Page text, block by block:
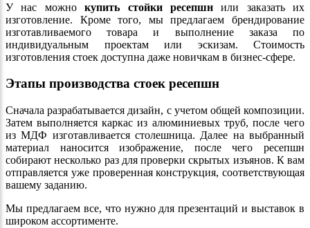
У нас можнокупить стойки ресепшнили заказать их
изготовление. Кроме того, мы предлагаем брендирование
изготавливаемого товара и выполнение заказа по
индивидуальным проектам или эскизам. Стоимость
изготовления стоек доступна даже новичкам в бизнес-сфере.
Этапы производства стоек ресепшн
Сначала разрабатывается дизайн, с учетом общей композиции.
Затем выполняется каркас из алюминиевых труб, после чего
из МДФ изготавливается столешница. Далее на выбранный
материал наносится изображение, после чего ресепшн
собирают несколько раз для проверки скрытых изъянов. К вам
отправляется уже проверенная конструкция, соответствующая
вашему заданию.
Мы предлагаем все, что нужно для презентаций и выставок в
широком ассортименте.